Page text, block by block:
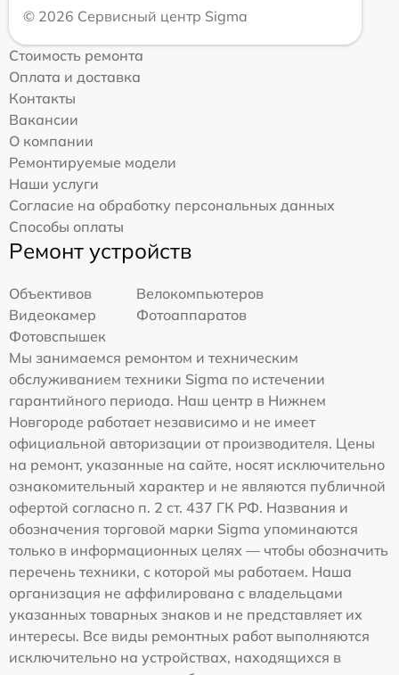
© 2026 Сервисный центр Sigma
Стоимость ремонта
Оплата и доставка
Контакты
Вакансии
О компании
Ремонтируемые модели
Наши услуги
Согласие на обработку персональных данных
Способы оплаты
Ремонт устройств
Объективов
Велокомпьютеров
Видеокамер
Фотоаппаратов
Фотовспышек
Мы занимаемся ремонтом и техническим
обслуживанием техники Sigma по истечении
гарантийного периода. Наш центр в Нижнем
Новгороде работает независимо и не имеет
официальной авторизации от производителя. Цены
на ремонт, указанные на сайте, носят исключительно
ознакомительный характер и не являются публичной
офертой согласно п. 2 ст. 437 ГК РФ. Названия и
обозначения торговой марки Sigma упоминаются
только в информационных целях — чтобы обозначить
перечень техники, с которой мы работаем. Наша
организация не аффилирована с владельцами
указанных товарных знаков и не представляет их
интересы. Все виды ремонтных работ выполняются
исключительно на устройствах, находящихся в